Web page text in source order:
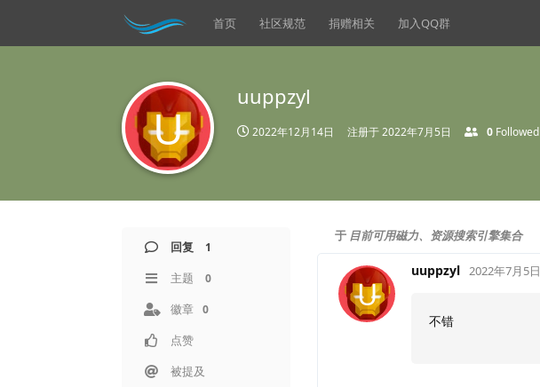
首页 社区规范 捐赠相关 加入QQ群
U
uuppzyl
2022年12月14日 注册于2022年7月5日 0 Followed
回复 1
主题 0
徽章 0
点赞
被提及
于 目前可用磁力、资源搜索引擎集合
U
uuppzyl 2022年7月5日
不错